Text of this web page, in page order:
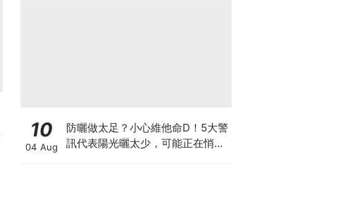
10
04 Aug
防曬做太足？小心維他命D！5大警
訊代表陽光曬太少，可能正在悄悄